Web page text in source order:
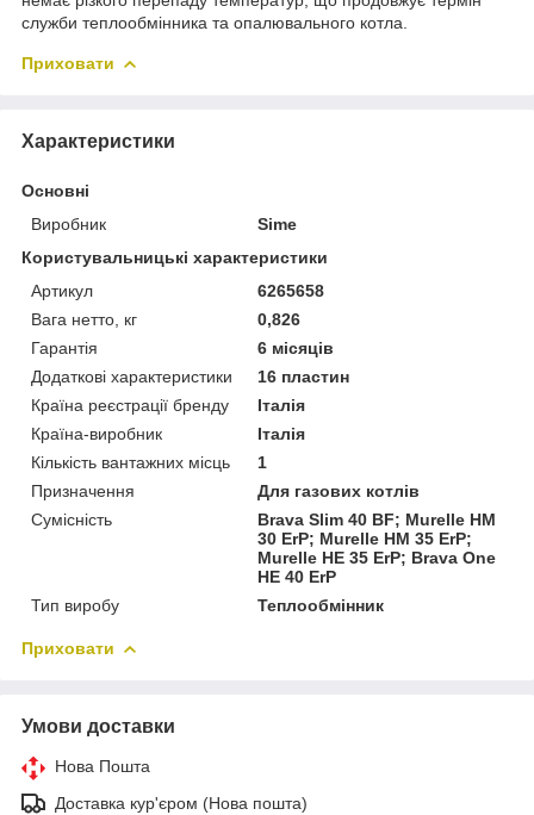
служби теплообмінника та опалювального котла.
Приховати
Характеристики
Основні
Виробник
Sime
Користувальницькі характеристики
Артикул
6265658
Вага нетто, кг
0,826
Гарантія
6 місяців
Додаткові характеристики
16 пластин
Країна реєстрації бренду
Італія
Країна-виробник
Італія
Кількість вантажних місць
1
Призначення
Для газових котлів
Сумісність
Brava Slim 40 BF; Murelle HM
30 ErP; Murelle HM 35 ErP;
Murelle HE 35 ErP; Brava One
HE 40 ErP
Тип виробу
Теплообмінник
Приховати
Умови доставки
Нова Пошта
Доставка кур'єром (Нова пошта)